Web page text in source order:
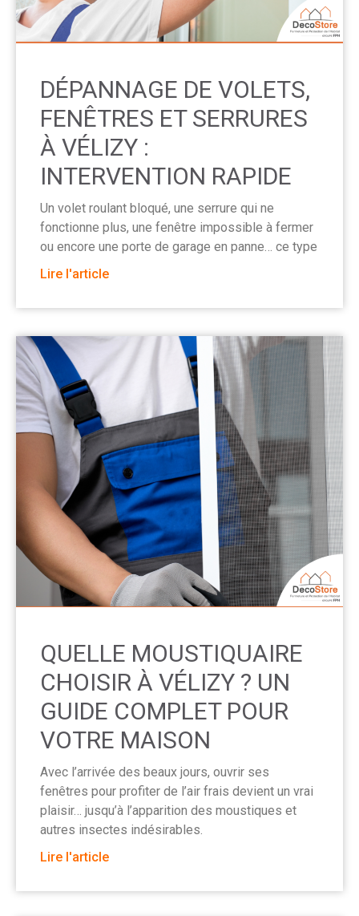
DÉPANNAGE DE VOLETS,
FENÊTRES ET SERRURES
À VÉLIZY :
INTERVENTION RAPIDE
Un volet roulant bloqué, une serrure qui ne
fonctionne plus, une fenêtre impossible à fermer
ou encore une porte de garage en panne… ce type
Lire l'article
QUELLE MOUSTIQUAIRE
CHOISIR À VÉLIZY ? UN
GUIDE COMPLET POUR
VOTRE MAISON
Avec l’arrivée des beaux jours, ouvrir ses
fenêtres pour profiter de l’air frais devient un vrai
plaisir… jusqu’à l’apparition des moustiques et
autres insectes indésirables.
Lire l'article